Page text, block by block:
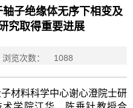
子绝缘体无序下相变及
究取得重要进展
浏览次数： 1088
材料科学中心谢心澄院士研